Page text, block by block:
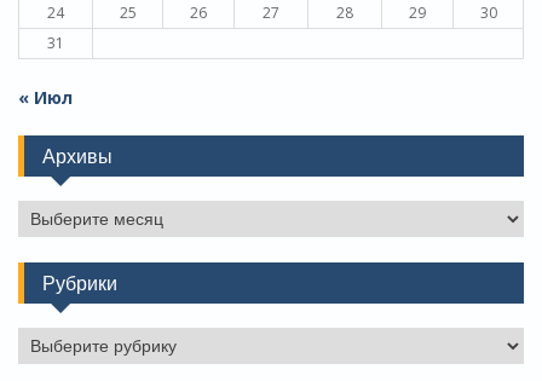
24
25 26 27 28 29
30
31
« Июл
Архивы
Архивы
Рубрики
Рубрики